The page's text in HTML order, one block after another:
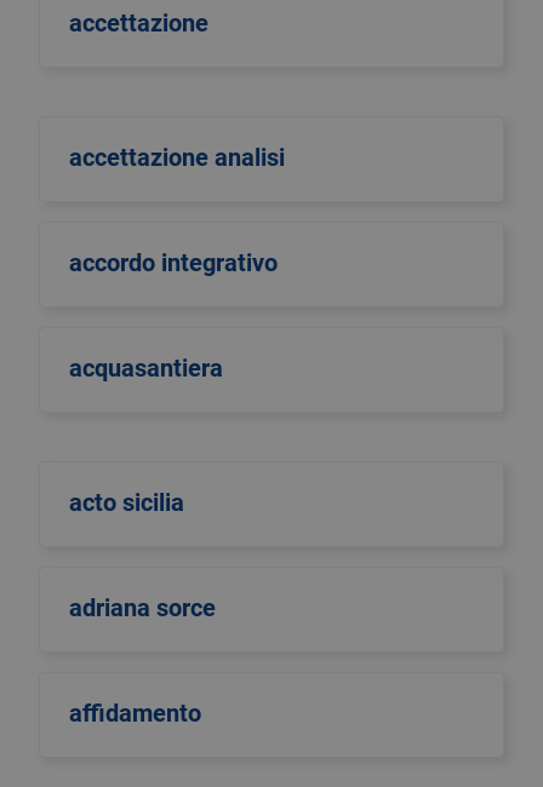
accettazione
accettazione analisi
accordo integrativo
acquasantiera
acto sicilia
adriana sorce
affidamento